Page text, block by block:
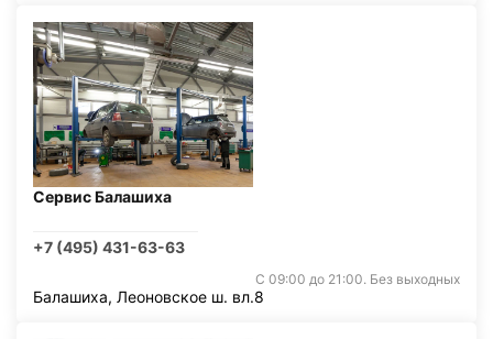
Сервис Балашиха
+7 (495) 431-63-63
С 09:00 до 21:00. Без выходных
Балашиха, Леоновское ш. вл.8